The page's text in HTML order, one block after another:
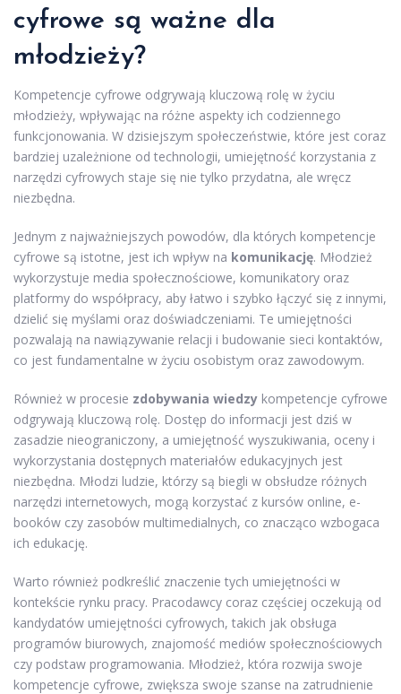
cyfrowe są ważne dla
młodzieży?
Kompetencje cyfrowe odgrywają kluczową rolę w życiu
młodzieży, wpływając na różne aspekty ich codziennego
funkcjonowania. W dzisiejszym społeczeństwie, które jest coraz
bardziej uzależnione od technologii, umiejętność korzystania z
narzędzi cyfrowych staje się nie tylko przydatna, ale wręcz
niezbędna.
Jednym z najważniejszych powodów, dla których kompetencje
cyfrowe są istotne, jest ich wpływ na komunikację. Młodzież
wykorzystuje media społecznościowe, komunikatory oraz
platformy do współpracy, aby łatwo i szybko łączyć się z innymi,
dzielić się myślami oraz doświadczeniami. Te umiejętności
pozwalają na nawiązywanie relacji i budowanie sieci kontaktów,
co jest fundamentalne w życiu osobistym oraz zawodowym.
Również w procesie zdobywania wiedzy kompetencje cyfrowe
odgrywają kluczową rolę. Dostęp do informacji jest dziś w
zasadzie nieograniczony, a umiejętność wyszukiwania, oceny i
wykorzystania dostępnych materiałów edukacyjnych jest
niezbędna. Młodzi ludzie, którzy są biegli w obsłudze różnych
narzędzi internetowych, mogą korzystać z kursów online, e-
booków czy zasobów multimedialnych, co znacząco wzbogaca
ich edukację.
Warto również podkreślić znaczenie tych umiejętności w
kontekście rynku pracy. Pracodawcy coraz częściej oczekują od
kandydatów umiejętności cyfrowych, takich jak obsługa
programów biurowych, znajomość mediów społecznościowych
czy podstaw programowania. Młodzież, która rozwija swoje
kompetencje cyfrowe, zwiększa swoje szanse na zatrudnienie